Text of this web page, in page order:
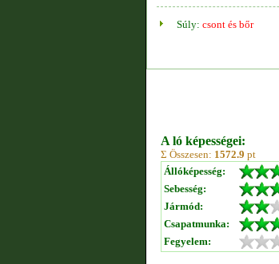
Súly: csont és bőr
A ló képességei:
Σ Összesen: 1572.9 pt
Állóképesség:
Sebesség:
Jármód:
Csapatmunka:
Fegyelem: